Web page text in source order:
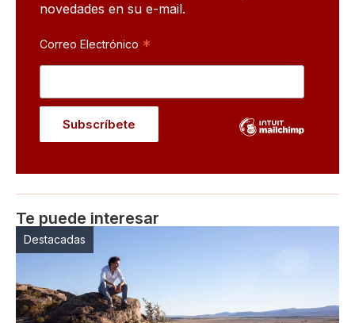
novedades en su e-mail.
Correo Electrónico *
Te puede interesar
Destacadas